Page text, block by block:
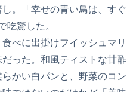
。「幸せの青い鳥は、すぐ
吃驚した。
べに出掛けフイッシュマリ
った。和風ティストな甘酢
かい白パンと、野菜のコン